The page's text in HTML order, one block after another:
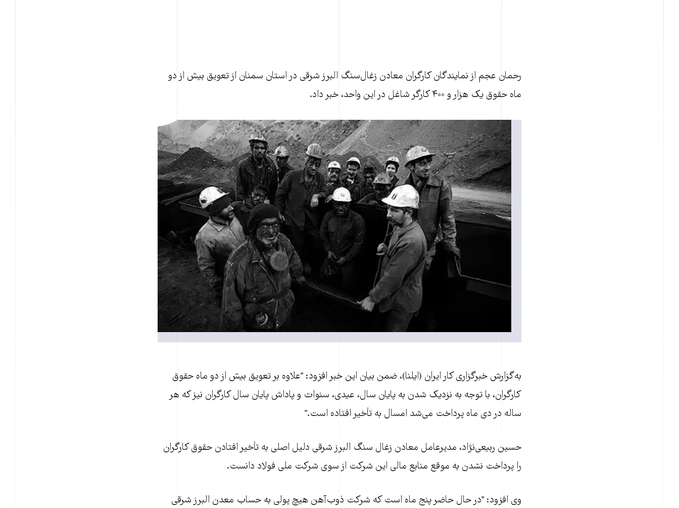
رحمان عجم از نمايندگان کارگران معادن زغال‌سنگ البرز شرقی در استان سمنان از تعويق بيش از دو
ماه حقوق يک هزار و ۴۰۰ کارگر شاغل در اين واحد، خبر داد.
به‌گزارش خبرگزاری کار ايران (ايلنا)، ضمن بيان اين خبر افزود: "علاوه بر تعويق بيش از دو ماه حقوق
کارگران، با توجه به نزديک شدن به پايان سال، عيدی، سنوات و پاداش پايان سال کارگران نيز که هر
ساله در دی ماه پرداخت می‌شد امسال به تأخير افتاده است."
حسين ربيعی‌نژاد، مديرعامل معادن زغال سنگ البرز شرقی دليل اصلی به تأخير افتادن حقوق کارگران
را پرداخت نشدن به موقع منابع مالی اين شرکت از سوی شرکت ملی فولاد دانست.
وی افزود: "در حال حاضر پنج ماه است که شرکت ذوب‌آهن هيچ پولی به حساب معدن البرز شرقی